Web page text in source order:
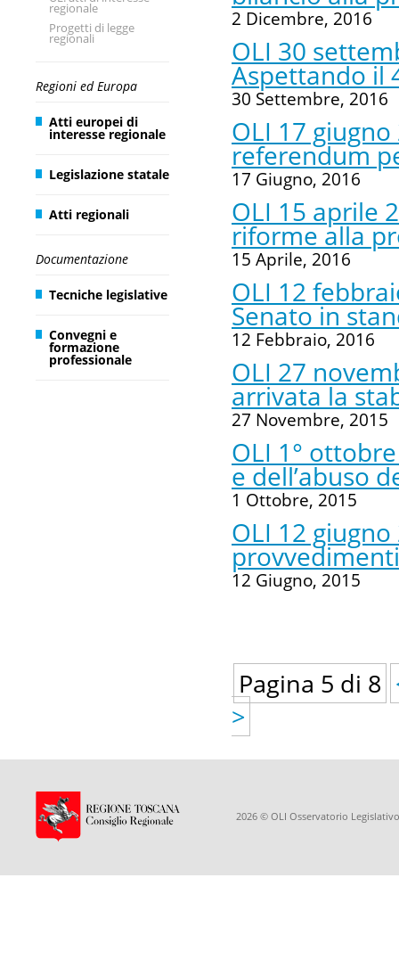
regionale
Progetti di legge
regionali
Regioni ed Europa
Atti europei di
interesse regionale
Legislazione statale
Atti regionali
Documentazione
Tecniche legislative
Convegni e
formazione
professionale
2 Dicembre, 2016
OLI 30
Aspettando il
30 Settembre, 2016
OLI 17
referendum
17 Giugno, 2016
OLI 15 aprile
riforme alla
15 Aprile, 2016
OLI 12
Senato in
12 Febbraio, 2016
OLI 27
arrivata la
27 Novembre, 2015
OLI 1°
e dell’abuso
1 Ottobre, 2015
OLI 12
12 Giugno, 2015
Pagina 5 di 8
>
2026 © OLI Osservatorio